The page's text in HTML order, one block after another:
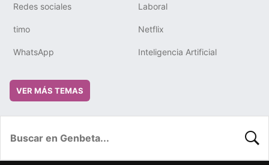
Redes sociales Laboral
timo Netflix
WhatsApp Inteligencia Artificial
VER MÁS TEMAS